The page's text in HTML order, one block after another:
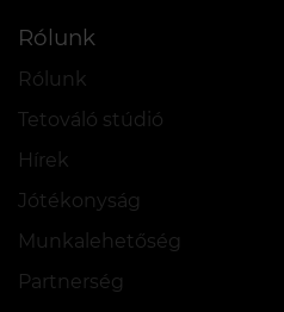
Rólunk
Rólunk
Tetováló stúdió
Hírek
Jótékonyság
Munkalehetőség
Partnerség